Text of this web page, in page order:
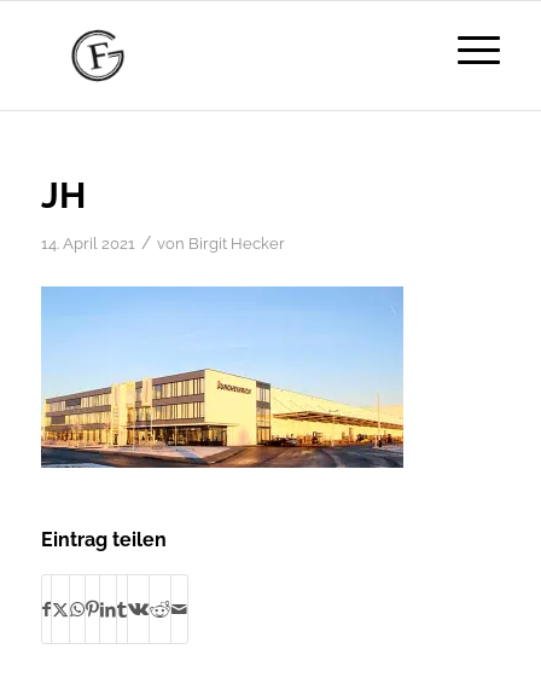
JH
14. April 2021 / von Birgit Hecker
Eintrag teilen